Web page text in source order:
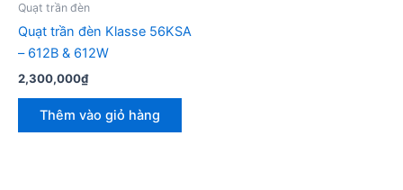
Quạt trần đèn
Quạt trần đèn Klasse 56KSA
– 612B & 612W
2,300,000₫
Thêm vào giỏ hàng